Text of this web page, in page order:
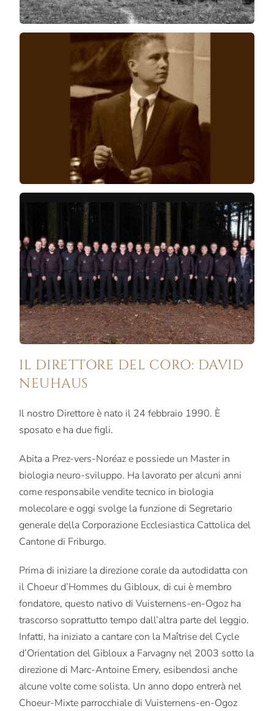
IL DIRETTORE DEL CORO: DAVID
NEUHAUS
Il nostro Direttore è nato il 24 febbraio 1990. È
sposato e ha due figli.
Abita a Prez-vers-Noréaz e possiede un Master in
biologia neuro-sviluppo. Ha lavorato per alcuni anni
come responsabile vendite tecnico in biologia
molecolare e oggi svolge la funzione di Segretario
generale della Corporazione Ecclesiastica Cattolica del
Cantone di Friburgo.
Prima di iniziare la direzione corale da autodidatta con
il Choeur d’Hommes du Gibloux, di cui è membro
fondatore, questo nativo di Vuisternens-en-Ogoz ha
trascorso soprattutto tempo dall’altra parte del leggio.
Infatti, ha iniziato a cantare con la Maîtrise del Cycle
d’Orientation del Gibloux a Farvagny nel 2003 sotto la
direzione di Marc-Antoine Emery, esibendosi anche
alcune volte come solista. Un anno dopo entrerà nel
Choeur-Mixte parrocchiale di Vuisternens-en-Ogoz